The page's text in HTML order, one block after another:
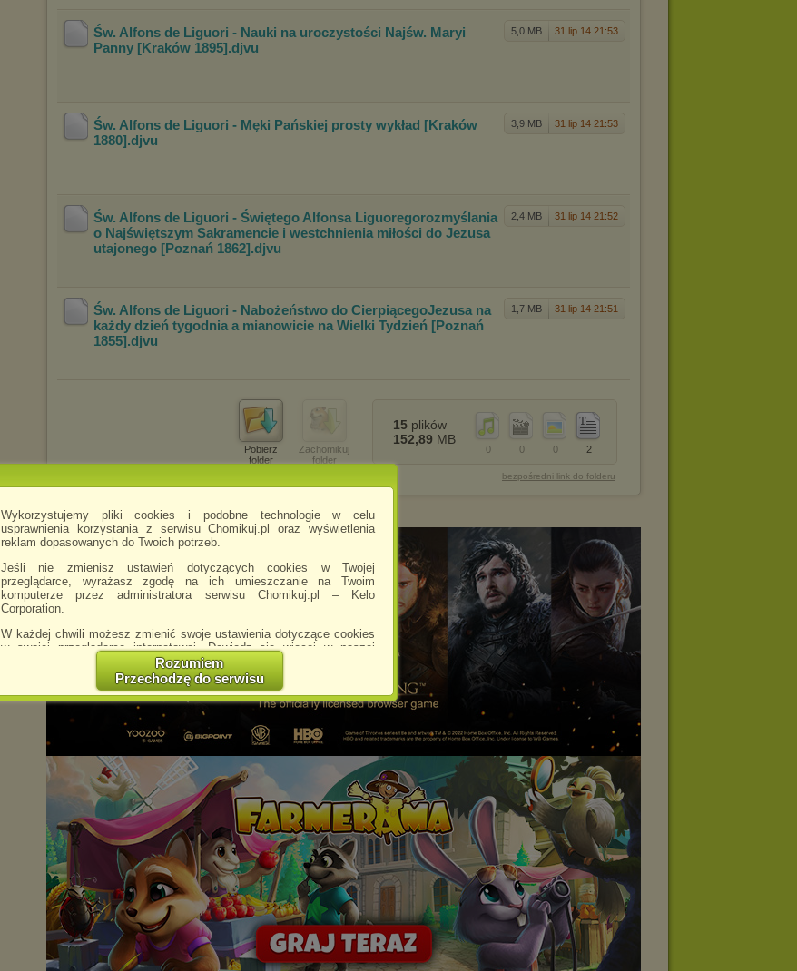
Wykorzystujemy pliki cookies i podobne technologie w celu
usprawnienia korzystania z serwisu Chomikuj.pl oraz wyświetlenia
reklam dopasowanych do Twoich potrzeb.
Jeśli nie zmienisz ustawień dotyczących cookies w Twojej
przeglądarce, wyrażasz zgodę na ich umieszczanie na Twoim
komputerze przez administratora serwisu Chomikuj.pl – Kelo
Corporation.
W każdej chwili możesz zmienić swoje ustawienia dotyczące cookies
w swojej przeglądarce internetowej. Dowiedz się więcej w naszej
http://chomikuj.pl/PolitykaPrywatnosci.aspx
Jednocześnie informujemy że zmiana ustawień przeglądarki może
spowodować ograniczenie korzystania ze strony Chomikuj.pl.
W przypadku braku twojej zgody na akceptację cookies niestety
prosimy o opuszczenie serwisu chomikuj.pl.
Wykorzystanie plików cookiesprzezZaufanych Partnerów
(dostosowanie reklam do Twoich potrzeb, analiza skuteczności działań
marketingowych).
Wyrażenie sprzeciwu spowoduje, że wyświetlana Ci reklama nie
będzie dopasowana do Twoich preferencji, a będzie to reklama
wyświetlona przypadkowo.
Istnieje możliwość zmiany ustawień przeglądarki internetowej w
sposób uniemożliwiający przechowywanie plików cookies na
urządzeniu końcowym. Można również usunąć pliki cookies,
dokonując odpowiednich zmian w ustawieniach przeglądarki
internetowej.
Pełną informację na ten temat znajdziesz pod adresem
http://chomikuj.pl/PolitykaPrywatnosci.aspx.
Rozumiem
Przechodzę do serwisu
5,0 MB 31 lip 14 21:53
Św. Alfons de Liguori - Nauki na uroczystości Najśw. Maryi
Panny [Kraków 1895] .djvu
3,9 MB 31 lip 14 21:53
Św. Alfons de Liguori - Męki Pańskiej prosty wykład [Kraków
1880] .djvu
2,4 MB 31 lip 14 21:52
Św. Alfons de Liguori - Świętego Alfonsa Liguoregorozmyślania
o Najświętszym Sakramencie i westchnienia miłości do Jezusa
utajonego [Poznań 1862] .djvu
1,7 MB 31 lip 14 21:51
Św. Alfons de Liguori - Nabożeństwo do CierpiącegoJezusa na
każdy dzień tygodnia a mianowicie na Wielki Tydzień [Poznań
1855] .djvu
Pobierz
folder
Zachomikuj
folder
2
0
0
0
15 plików
152,89 MB
bezpośredni link do folderu